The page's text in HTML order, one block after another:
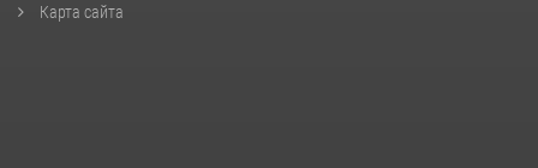
Карта сайта